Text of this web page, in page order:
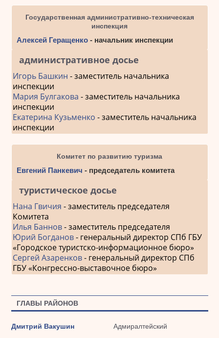
Государственная административно-техническая
инспекция
Алексей Геращенко- начальник инспекции
административное досье
Игорь Башкин - заместитель начальника
инспекции
Мария Булгакова - заместитель начальника
инспекции
Екатерина Кузьменко - заместитель начальника
инспекции
Комитет по развитию туризма
Евгений Панкевич - председатель комитета
туристическое досье
Нана Гвичия - заместитель председателя
Комитета
Илья Баннов- заместитель председателя
Юрий Богданов- генеральный директор СПб ГБУ
«Городское туристско-информационное бюро»
Сергей Азаренков- генеральный директор СПб
ГБУ «Конгрессно-выставочное бюро»
ГЛАВЫ РАЙОНОВ
Дмитрий Вакушин Адмиралтейский